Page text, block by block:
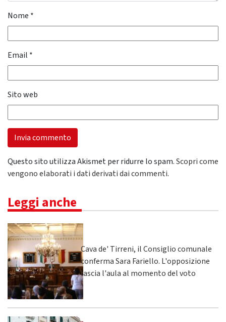
Nome *
Email *
Sito web
Questo sito utilizza Akismet per ridurre lo spam.Scopri come
vengono elaborati i dati derivati dai commenti.
Leggi anche
Cava de' Tirreni, il Consiglio comunale
conferma Sara Fariello. L'opposizione
lascia l'aula al momento del voto